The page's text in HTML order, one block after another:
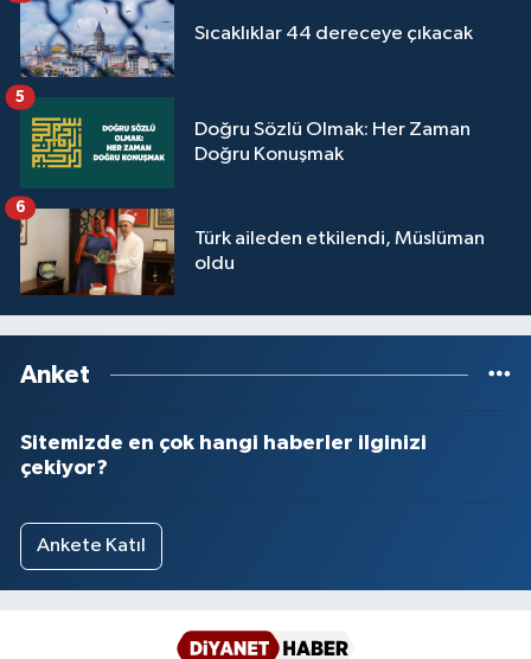
Sıcaklıklar 44 dereceye çıkacak
Doğru Sözlü Olmak: Her Zaman
Doğru Konuşmak
5
Türk aileden etkilendi, Müslüman
oldu
6
Anket
Sitemizde en çok hangi haberler ilginizi
çekiyor?
Ankete Katıl
Zonguldak Müftülüğü